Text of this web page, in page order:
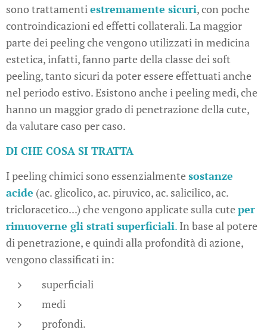
sono trattamentiestremamente sicuri, con poche
controindicazioni ed effetti collaterali. La maggior
parte dei peeling che vengono utilizzati in medicina
estetica, infatti, fanno parte della classe dei soft
peeling, tanto sicuri da poter essere effettuati anche
nel periodo estivo. Esistono anche i peeling medi, che
hanno un maggior grado di penetrazione della cute,
da valutare caso per caso.
DI CHE COSA SI TRATTA
I peeling chimici sono essenzialmentesostanze
acide (ac. glicolico, ac. piruvico, ac. salicilico, ac.
tricloracetico...) che vengono applicate sulla cuteper
rimuoverne gli strati superficiali. In base al potere
di penetrazione, e quindi alla profondità di azione,
vengono classificati in:
superficiali
medi
profondi.